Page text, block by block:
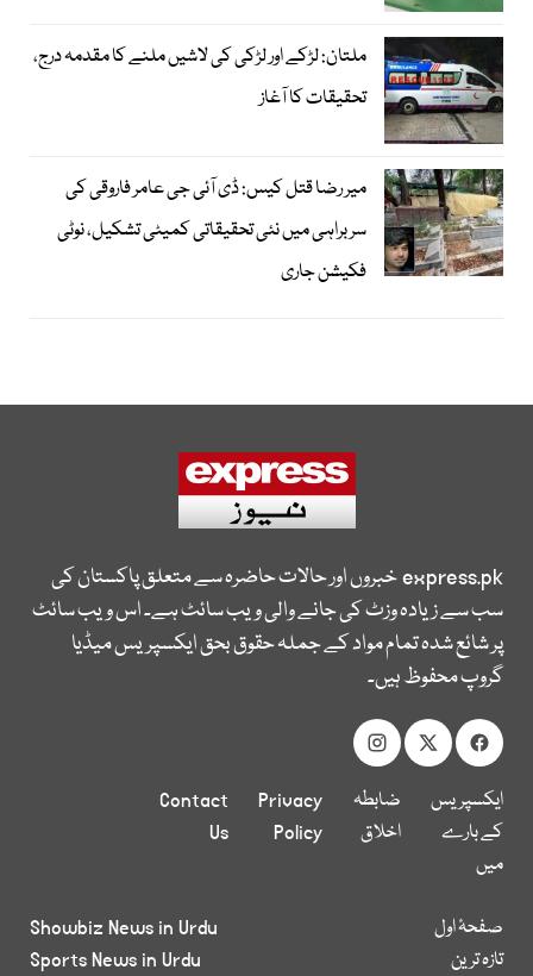
ملتان: لڑکے اور لڑکی کی لاشیں ملنے کا مقدمہ درج،
تحقیقات کا آغاز
میر رضا قتل کیس: ڈی آئی جی عامر فاروقی کی
سربراہی میں نئی تحقیقاتی کمیٹی تشکیل، نوٹی
فکیشن جاری
express.pkخبروں اور حالات حاضرہ سے متعلق پاکستان کی
سب سے زیادہ وزٹ کی جانے والی ویب سائٹ ہے۔ اس ویب سائٹ
پر شائع شدہ تمام مواد کے جملہ حقوق بحق ایکسپریس میڈیا
گروپ محفوظ ہیں۔
ایکسپریس
کے بارے
میں
ضابطہ
اخلاق
Privacy
Policy
Contact
Us
صفحۂ اول
تازہ ترین
Showbiz News in Urdu
Sports News in Urdu